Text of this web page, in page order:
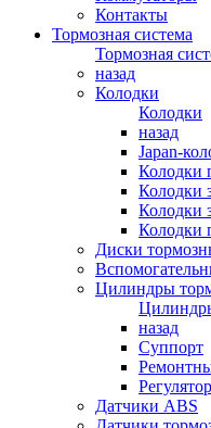
Контакты
Тормозная система
Тормозная
назад
Колодки
Колодки
назад
Japan-
Колодки
Колодки
Колодки
Колодки
Диски
Цилиндры
назад
Суппорт
Датчики ABS